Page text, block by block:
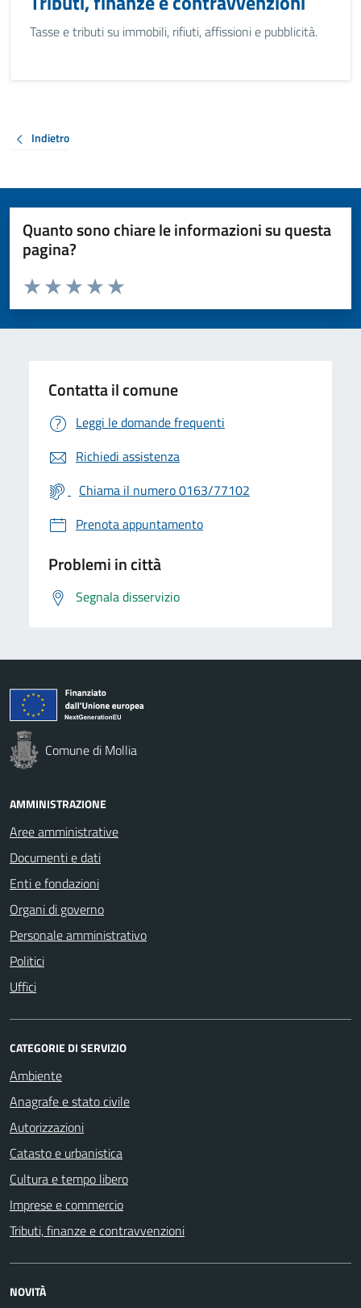
Tasse e tributi su immobili, rifiuti, affissioni e pubblicità.
Indietro
Quanto sono chiare le informazioni su questa
pagina?
Valuta da 1 a 5 stelle la pagina
Valuta 5 stelle su 5
Valuta 4 stelle su 5
Valuta 3 stelle su 5
Valuta 2 stelle su 5
Valuta 1 stelle su 5
Contatta il comune
Leggi le domande frequenti
Richiedi assistenza
Chiama il numero 0163/77102
Prenota appuntamento
Problemi in città
Segnala disservizio
Comune di Mollia
AMMINISTRAZIONE
Aree amministrative
Documenti e dati
Enti e fondazioni
Organi di governo
Personale amministrativo
Politici
Uffici
CATEGORIE DI SERVIZIO
Ambiente
Anagrafe e stato civile
Autorizzazioni
Catasto e urbanistica
Cultura e tempo libero
Imprese e commercio
Tributi, finanze e contravvenzioni
NOVITÀ